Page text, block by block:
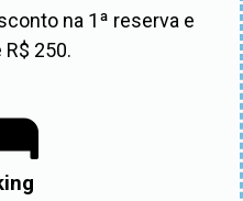
na 1ª reserva e
250.